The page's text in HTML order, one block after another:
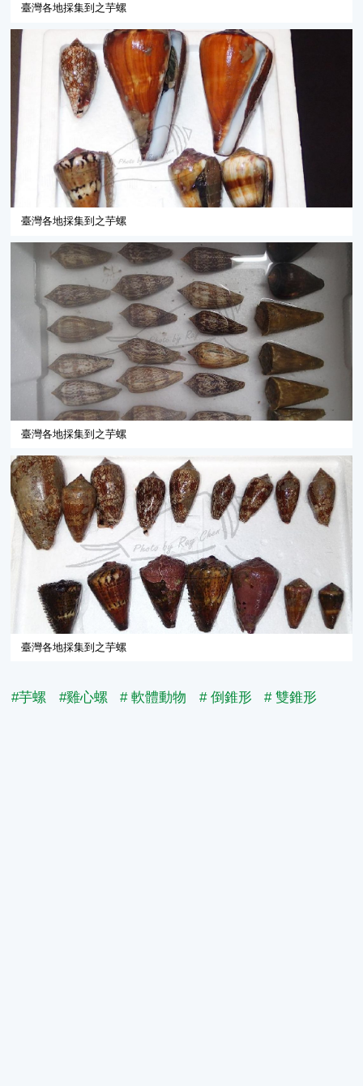
臺灣各地採集到之芋螺
臺灣各地採集到之芋螺
臺灣各地採集到之芋螺
臺灣各地採集到之芋螺
#芋螺 #雞心螺 # 軟體動物 # 倒錐形 # 雙錐形